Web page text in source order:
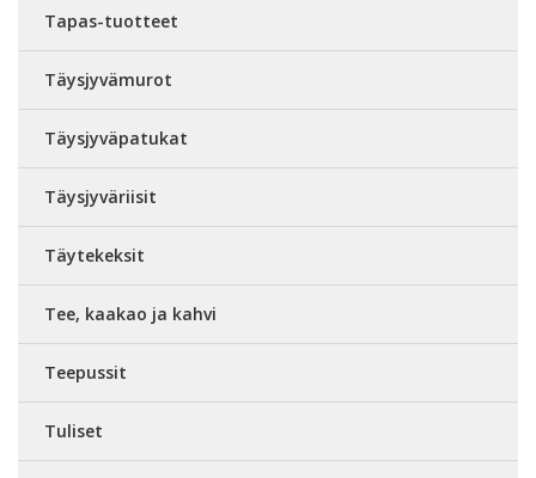
Tapas-tuotteet
Täysjyvämurot
Täysjyväpatukat
Täysjyväriisit
Täytekeksit
Tee, kaakao ja kahvi
Teepussit
Tuliset